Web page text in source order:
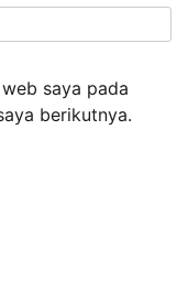
saya pada
berikutnya.